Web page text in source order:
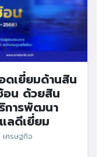
ดเยี่ยมด้านสิน
อน ด้วยสิน
การพัฒนา
ลดีเยี่ยม
เศรษฐกิจ